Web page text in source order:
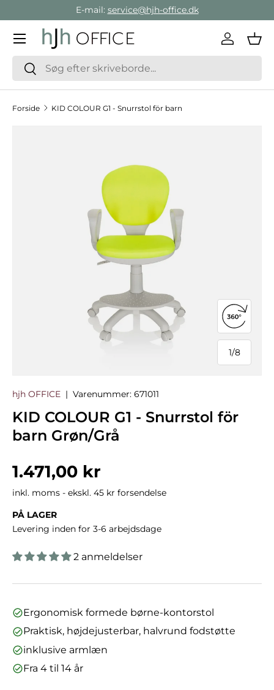
Gå direkte til indholdet
E-mail: service@hjh-office.dk
SøgSøg
Log ind
Menu
Forside KID COLOUR G1 - Snurrstol för barn
1/
af
8
Åbn
hjh OFFICE | Varenummer: 671011
KID COLOUR G1 - Snurrstol för
barn Grøn/Grå
Normalpris
1.471,00 kr
inkl. moms - ekskl. 45 kr forsendelse
PÅ LAGER
Levering inden for 3-6 arbejdsdage
2 anmeldelser
Ergonomisk formede børne-kontorstol
Praktisk, højdejusterbar, halvrund fodstøtte
inklusive armlæn
Fra 4 til 14 år